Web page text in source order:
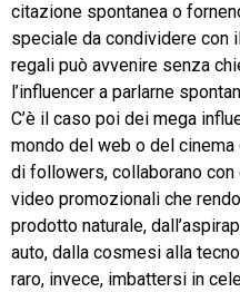
citazione spontanea o
speciale da condividere con
regali può avvenire senza
l’influencer a parlarne
C’è il caso poi dei mega
mondo del web o del
di followers, collaborano
video promozionali che
prodotto naturale,
auto, dalla cosmesi alla
raro, invece, imbattersi in